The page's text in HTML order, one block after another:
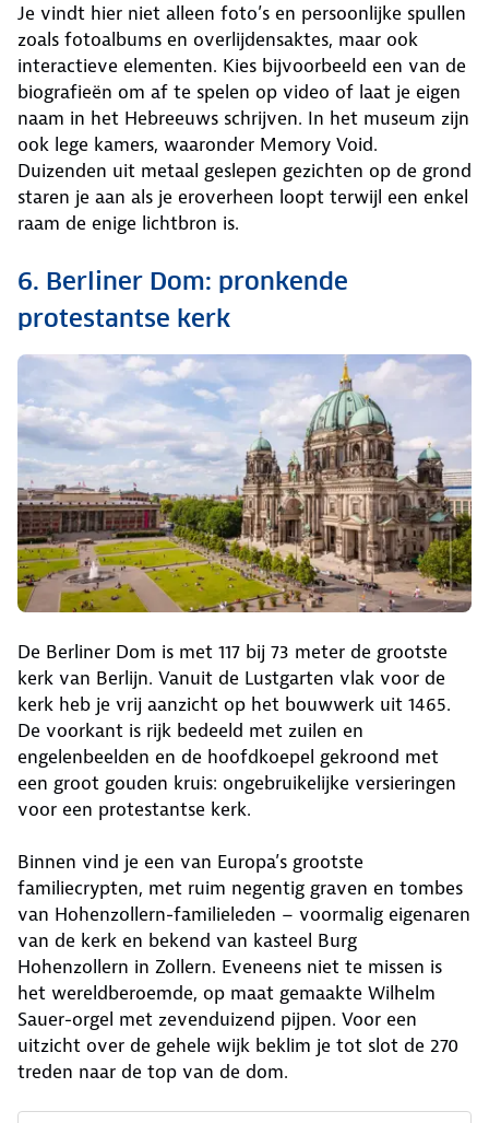
Je vindt hier niet alleen foto’s en persoonlijke spullen
zoals fotoalbums en overlijdensaktes, maar ook
interactieve elementen. Kies bijvoorbeeld een van de
biografieën om af te spelen op video of laat je eigen
naam in het Hebreeuws schrijven. In het museum zijn
ook lege kamers, waaronder Memory Void.
Duizenden uit metaal geslepen gezichten op de grond
staren je aan als je eroverheen loopt terwijl een enkel
raam de enige lichtbron is.
6. Berliner Dom: pronkende
protestantse kerk
De Berliner Dom is met 117 bij 73 meter de grootste
kerk van Berlijn. Vanuit de Lustgarten vlak voor de
kerk heb je vrij aanzicht op het bouwwerk uit 1465.
De voorkant is rijk bedeeld met zuilen en
engelenbeelden en de hoofdkoepel gekroond met
een groot gouden kruis: ongebruikelijke versieringen
voor een protestantse kerk.
Binnen vind je een van Europa’s grootste
familiecrypten, met ruim negentig graven en tombes
van Hohenzollern-familieleden – voormalig eigenaren
van de kerk en bekend van kasteel Burg
Hohenzollern in Zollern. Eveneens niet te missen is
het wereldberoemde, op maat gemaakte Wilhelm
Sauer-orgel met zevenduizend pijpen. Voor een
uitzicht over de gehele wijk beklim je tot slot de 270
treden naar de top van de dom.